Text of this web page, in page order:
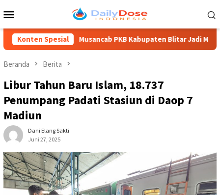
ke
Mobile
Konten Spesial
Musancab PKB Kabupaten Blitar Jadi Momentum
Beranda Berita
Libur Tahun Baru Islam, 18.737
Penumpang Padati Stasiun di Daop 7
Madiun
Dani Elang Sakti
Juni 27, 2025